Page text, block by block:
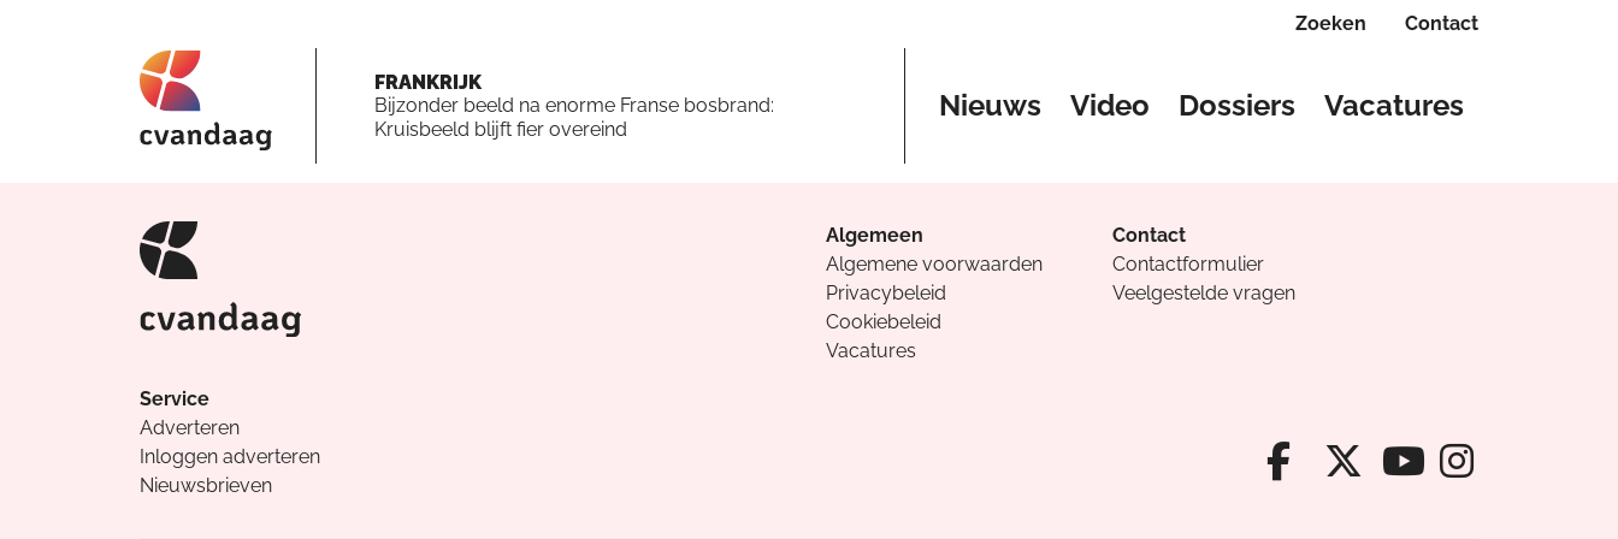
Zoeken Contact
FRANKRIJK
Bijzonder beeld na enorme Franse bosbrand:
Kruisbeeld blijft fier overeind
Nieuws Video Dossiers Vacatures
Algemeen
Algemene voorwaarden
Privacybeleid
Cookiebeleid
Vacatures
Contact
Contactformulier
Veelgestelde vragen
Service
Adverteren
Inloggen adverteren
Nieuwsbrieven
Facebook van
X van